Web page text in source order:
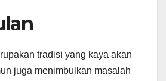
tradisi yang kaya akan
juga menimbulkan masalah